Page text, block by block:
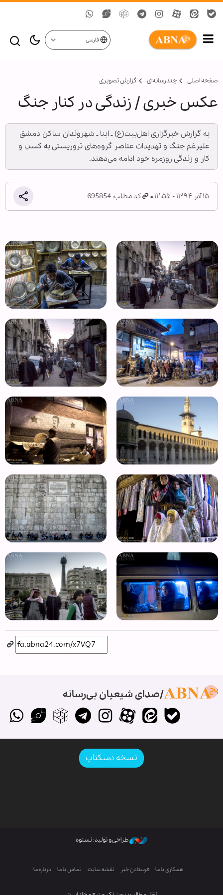
فارسی
صفحه اصلی چندرسانه‌ای گزارش تصويری
عکس خبری / زندگی در کنار جنگ
به گزارش خبرگزاری اهل‌بیت(ع) ـ ابنا ـ شهروندان ساکن دمشق
علیرغم جنگ و تهدیدات عناصر گروه‌های تروریستی به کسب و
کار و زندگی روزمره خود ادامه می‌دهند.
۱۵ آذر ۱۳۹۴ - ۱۲:۵۵ کد مطلب: 695854
صدای شیعیان بی‌رسانه
نسخه دسکتاپ
طراحی و تولید: نستوه
همکاری با ما فرستادن خبر نقشه سایت تماس با ما درباره ما